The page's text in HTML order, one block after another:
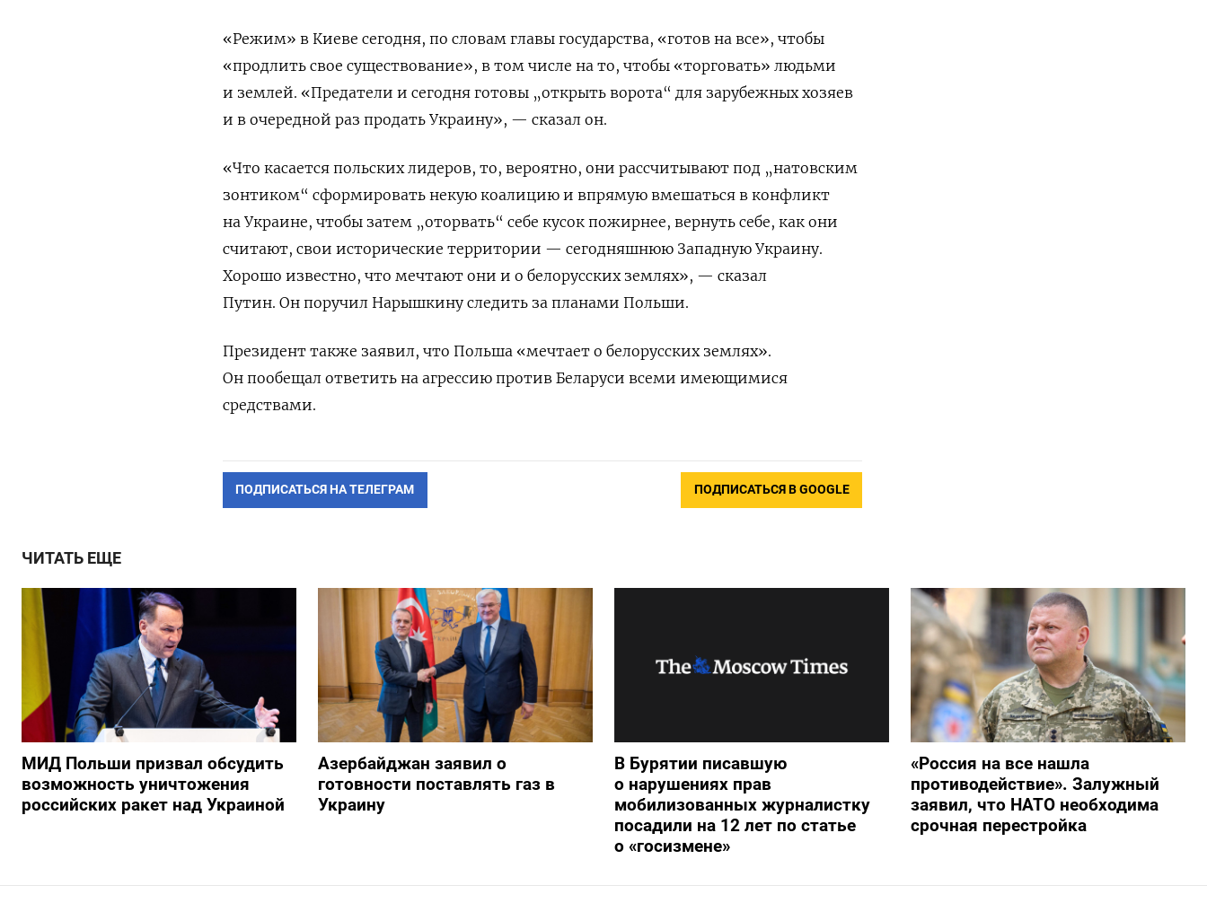
«Режим» в Киеве сегодня, по словам главы государства, «готов на все», чтобы
«продлить свое существование», в том числе на то, чтобы «торговать» людьми
и землей. «Предатели и сегодня готовы „открыть ворота“ для зарубежных хозяев
и в очередной раз продать Украину», — сказал он.
«Что касается польских лидеров, то, вероятно, они рассчитывают под „натовским
зонтиком“ сформировать некую коалицию и впрямую вмешаться в конфликт
на Украине, чтобы затем „оторвать“ себе кусок пожирнее, вернуть себе, как они
считают, свои исторические территории — сегодняшнюю Западную Украину.
Хорошо известно, что мечтают они и о белорусских землях», — сказал
Путин. Он поручил Нарышкину следить за планами Польши.
Президент также заявил, что Польша «мечтает о белорусских землях».
Он пообещал ответить на агрессию против Беларуси всеми имеющимися
средствами.
ПОДПИСАТЬСЯ НА ТЕЛЕГРАМ ПОДПИСАТЬСЯ В GOOGLE
ЧИТАТЬ ЕЩЕ
МИД Польши призвал обсудить
возможность уничтожения
российских ракет над Украиной
Азербайджан заявил о
готовности поставлять газ в
Украину
В Бурятии писавшую
о нарушениях прав
мобилизованных журналистку
посадили на 12 лет по статье
о «госизмене»
«Россия на все нашла
противодействие». Залужный
заявил, что НАТО необходима
срочная перестройка